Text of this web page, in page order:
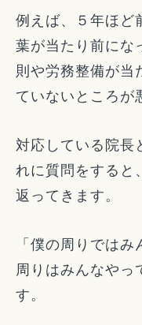
例えば、５年ほど
葉が当たり前にな
則や労務整備が当
ていないところが
対応している院長
れに質問をすると
返ってきます。
「僕の周りでは
周りはみんなやっ
す。